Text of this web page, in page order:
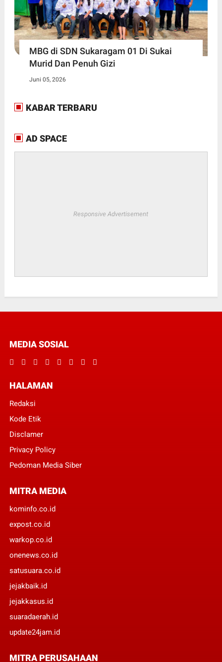
MBG di SDN Sukaragam 01 Di Sukai
Murid Dan Penuh Gizi
Juni 05, 2026
KABAR TERBARU
AD SPACE
Responsive Advertisement
MEDIA SOSIAL
HALAMAN
Redaksi
Kode Etik
Disclamer
Privacy Policy
Pedoman Media Siber
MITRA MEDIA
kominfo.co.id
expost.co.id
warkop.co.id
onenews.co.id
satusuara.co.id
jejakbaik.id
jejakkasus.id
suaradaerah.id
update24jam.id
MITRA PERUSAHAAN